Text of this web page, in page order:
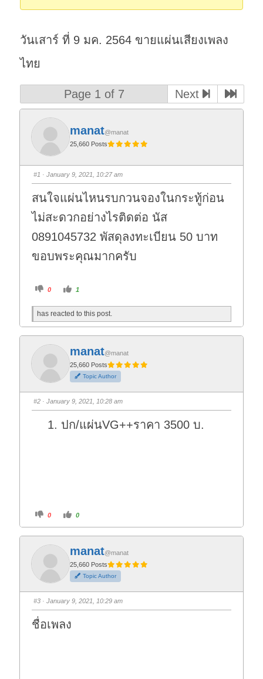
วันเสาร์ ที่ 9 มค. 2564 ขายแผ่นเสียงเพลง
ไทย
Page 1 of 7 Next
manat@manat
25,660 Posts
#1 · January 9, 2021, 10:27 am
สนใจแผ่นไหนรบกวนจองในกระทู้ก่อน
ไม่สะดวกอย่างไรติดต่อ นัส
0891045732 พัสดุลงทะเบียน 50 บาท
ขอบพระคุณมากครับ
C
c
k
o
h
m
b
s
o
w
.
0
C
c
k
o
u
b
s
u
p
.
1
has reacted to this post.
manat@manat
25,660 Posts
Topic Author
#2 · January 9, 2021, 10:28 am
ปก/แผ่นVG++ราคา 3500 บ.
C
i
k
f
t
h
m
b
d
o
n
.
0
C
i
k
o
t
h
u
m
b
u
p
0
manat@manat
25,660 Posts
Topic Author
#3 · January 9, 2021, 10:29 am
ชื่อเพลง